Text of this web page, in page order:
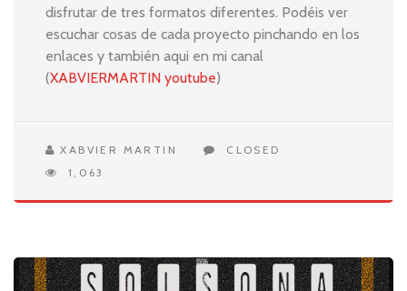
disfrutar de tres formatos diferentes. Podéis ver
escuchar cosas de cada proyecto pinchando en los
enlaces y también aqui en mi canal
(XABVIERMARTIN youtube)
XABVIER MARTIN
CLOSED
1,063